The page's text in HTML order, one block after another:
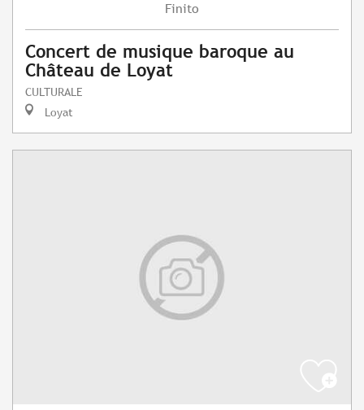
Finito
Concert de musique baroque au
Château de Loyat
CULTURALE
Loyat